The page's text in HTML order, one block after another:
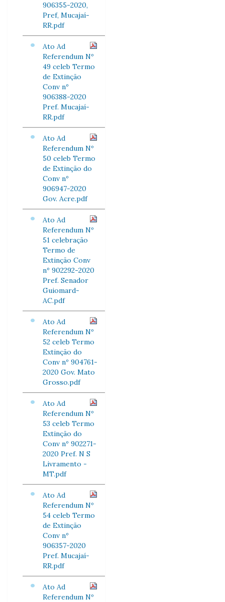
906355-2020,
Pref, Mucajaí-
RR.pdf
Ato Ad
Referendum Nº
49 celeb Termo
de Extinção
Conv nº
906388-2020
Pref. Mucajaí-
RR.pdf
Ato Ad
Referendum Nº
50 celeb Termo
de Extinção do
Conv nº
906947-2020
Gov. Acre.pdf
Ato Ad
Referendum Nº
51 celebração
Termo de
Extinção Conv
nº 902292-2020
Pref. Senador
Guiomard-
AC.pdf
Ato Ad
Referendum Nº
52 celeb Termo
Extinção do
Conv nº 904761-
2020 Gov. Mato
Grosso.pdf
Ato Ad
Referendum Nº
53 celeb Termo
Extinção do
Conv nº 902271-
2020 Pref. N S
Livramento -
MT.pdf
Ato Ad
Referendum Nº
54 celeb Termo
de Extinção
Conv nº
906357-2020
Pref. Mucajaí-
RR.pdf
Ato Ad
Referendum Nº